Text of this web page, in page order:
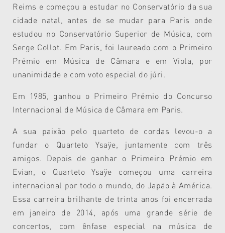
Reims e começou a estudar no Conservatório da sua
cidade natal, antes de se mudar para Paris onde
estudou no Conservatório Superior de Música, com
Serge Collot. Em Paris, foi laureado com o Primeiro
Prémio em Música de Câmara e em Viola, por
unanimidade e com voto especial do júri.
Em 1985, ganhou o Primeiro Prémio do Concurso
Internacional de Música de Câmara em Paris.
A sua paixão pelo quarteto de cordas levou-o a
fundar o Quarteto Ysaÿe, juntamente com três
amigos. Depois de ganhar o Primeiro Prémio em
Evian, o Quarteto Ysaÿe começou uma carreira
internacional por todo o mundo, do Japão à América.
Essa carreira brilhante de trinta anos foi encerrada
em janeiro de 2014, após uma grande série de
concertos, com ênfase especial na música de